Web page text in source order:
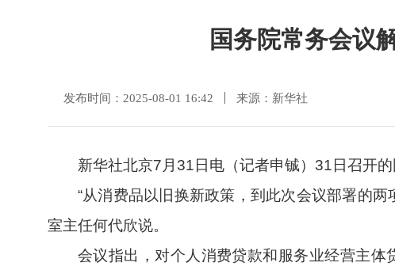
国务院常务会议
发布时间：2025-08-01 16:42 来源：新华社
新华社北京7月31日电（记者申铖）31日召开
“从消费品以旧换新政策，到此次会议部署的
室主任何代欣说。
会议指出，对个人消费贷款和服务业经营主